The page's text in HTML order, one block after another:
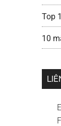
Top
10